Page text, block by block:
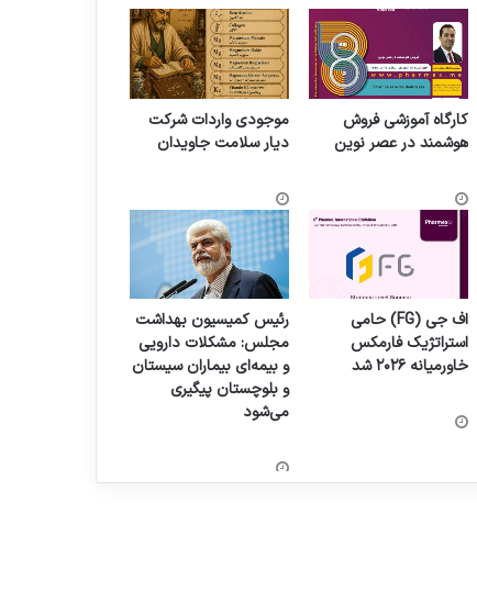
کارگاه آموزشی فروش
هوشمند در عصر نوین
موجودی واردات شرکت
دیار سلامت جاویدان
اف جی (FG) حامی
استراتژیک فارمکس
خاورمیانه ۲۰۲۶ شد
رئیس کمیسیون بهداشت
مجلس: مشکلات دارویی
و بیمه‌ای بیماران سیستان
و بلوچستان پیگیری
می‌شود